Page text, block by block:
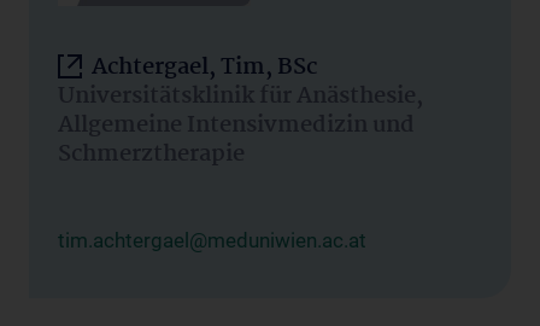
Achtergael, Tim, BSc
Universitätsklinik für Anästhesie,
Allgemeine Intensivmedizin und
Schmerztherapie
tim.achtergael@meduniwien.ac.at